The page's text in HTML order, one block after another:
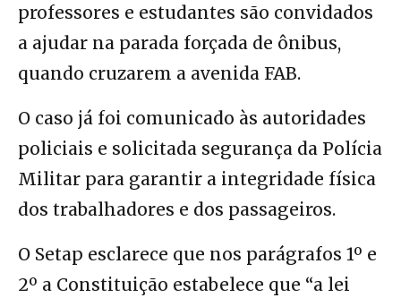
professores e estudantes são convidados
a ajudar na parada forçada de ônibus,
quando cruzarem a avenida FAB.
O caso já foi comunicado às autoridades
policiais e solicitada segurança da Polícia
Militar para garantir a integridade física
dos trabalhadores e dos passageiros.
O Setap esclarece que nos parágrafos 1º e
2º a Constituição estabelece que “a lei